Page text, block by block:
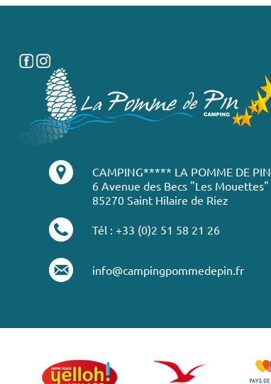
CAMPING***** LA POMME DE PIN
6 Avenue des Becs "Les Mouettes"
85270 Saint Hilaire de Riez
Tél : +33 (0)2 51 58 21 26
info@campingpommedepin.fr